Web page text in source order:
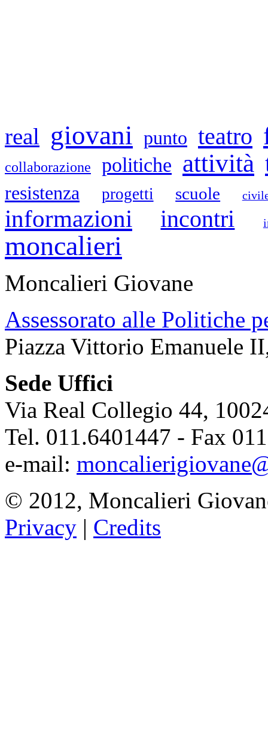
real giovani punto teatro
collaborazione politiche attività
resistenza progetti scuole
informazioni incontri
moncalieri
Moncalieri Giovane
Assessorato alle Politiche
Piazza Vittorio Emanuele
Sede Uffici
Via Real Collegio 44,
Tel. 011.6401447 - Fax
e-mail:
© 2012, Moncalieri
Privacy | Credits